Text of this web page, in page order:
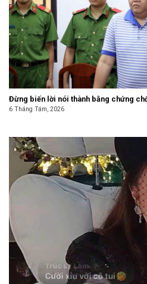
Đừng biến lời nói thành bằng chứng
6 Tháng Tám, 2026